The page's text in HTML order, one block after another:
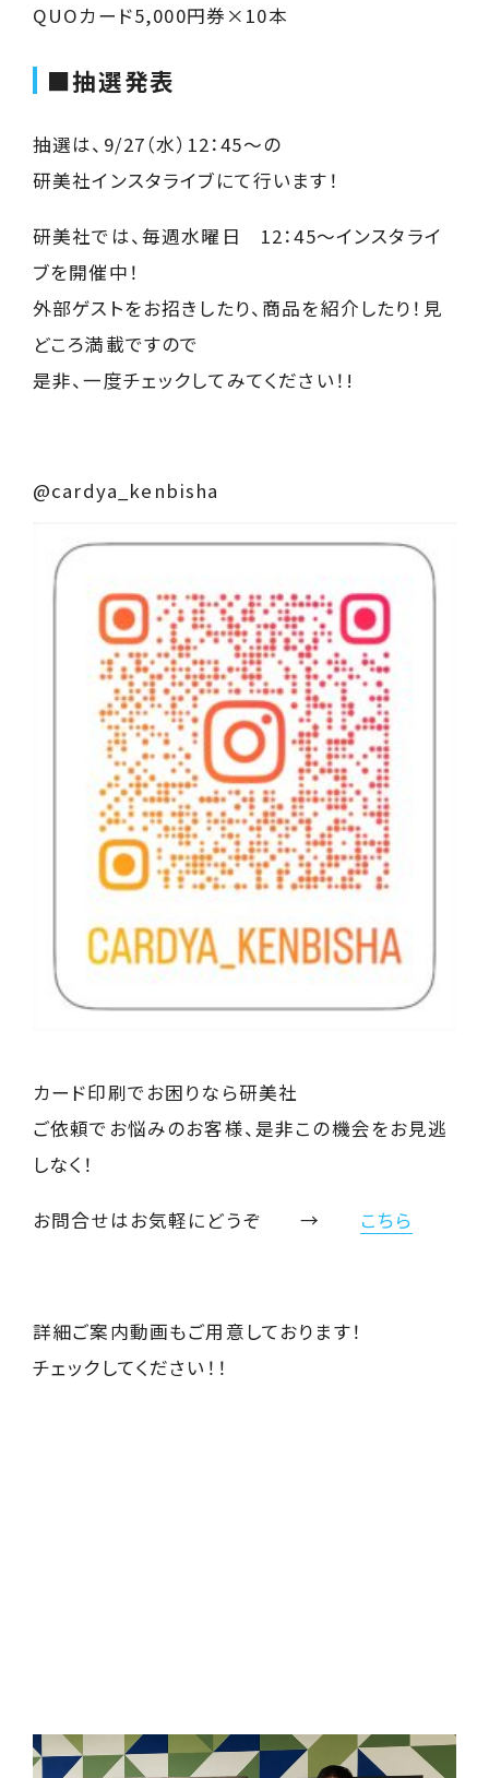
QUOカード5,000円券×10本
■抽選発表
抽選は、9/27（水）12：45～の
研美社インスタライブにて行います！
研美社では、毎週水曜日 12：45～インスタライ
ブを開催中！
外部ゲストをお招きしたり、商品を紹介したり！見
どころ満載ですので
是非、一度チェックしてみてください！!
@cardya_kenbisha
カード印刷でお困りなら研美社
ご依頼でお悩みのお客様、是非この機会をお見逃
しなく！
お問合せはお気軽にどうぞ → こちら
詳細ご案内動画もご用意しております！
チェックしてください！！